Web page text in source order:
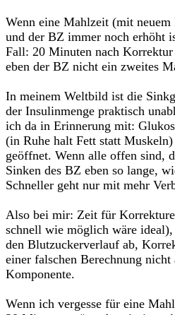
Wenn eine Mahlzeit (mit
und der BZ immer noch erhöht
Fall: 20 Minuten nach
eben der BZ nicht ein zweites
In meinem Weltbild ist die
der Insulinmenge praktisch
ich da in Erinnerung mit:
(in Ruhe halt Fett statt
geöffnet. Wenn alle offen sind,
Sinken des BZ eben so lange,
Schneller geht nur mit mehr
Also bei mir: Zeit für
schnell wie möglich wäre
den Blutzuckerverlauf ab,
einer falschen Berechnung
Komponente.
Wenn ich vergesse für eine